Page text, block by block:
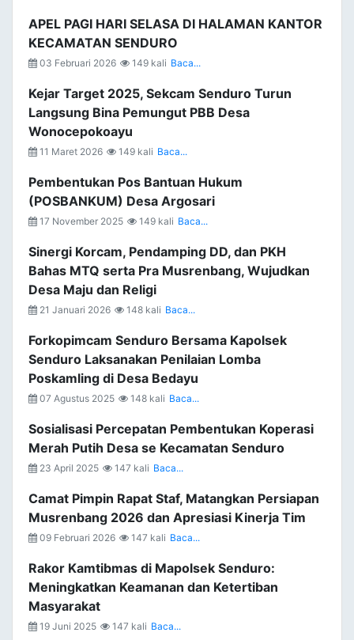
APEL PAGI HARI SELASA DI HALAMAN KANTOR
KECAMATAN SENDURO
03 Februari 2026 149 kali Baca...
Kejar Target 2025, Sekcam Senduro Turun
Langsung Bina Pemungut PBB Desa
Wonocepokoayu
11 Maret 2026 149 kali Baca...
Pembentukan Pos Bantuan Hukum
(POSBANKUM) Desa Argosari
17 November 2025 149 kali Baca...
Sinergi Korcam, Pendamping DD, dan PKH
Bahas MTQ serta Pra Musrenbang, Wujudkan
Desa Maju dan Religi
21 Januari 2026 148 kali Baca...
Forkopimcam Senduro Bersama Kapolsek
Senduro Laksanakan Penilaian Lomba
Poskamling di Desa Bedayu
07 Agustus 2025 148 kali Baca...
Sosialisasi Percepatan Pembentukan Koperasi
Merah Putih Desa se Kecamatan Senduro
23 April 2025 147 kali Baca...
Camat Pimpin Rapat Staf, Matangkan Persiapan
Musrenbang 2026 dan Apresiasi Kinerja Tim
09 Februari 2026 147 kali Baca...
Rakor Kamtibmas di Mapolsek Senduro:
Meningkatkan Keamanan dan Ketertiban
Masyarakat
19 Juni 2025 147 kali Baca...